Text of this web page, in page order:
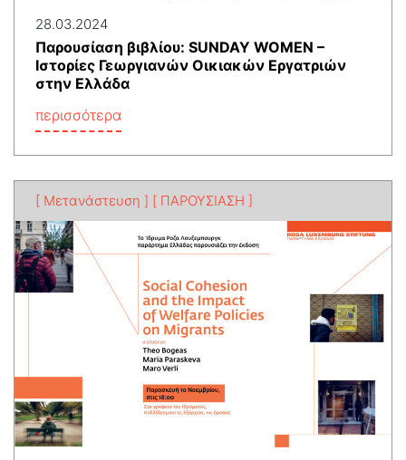
28.03.2024
Παρουσίαση βιβλίου: SUNDAY WOMEN –
Ιστορίες Γεωργιανών Οικιακών Εργατριών
στην Ελλάδα
περισσότερα
[ Μετανάστευση ] [ ΠΑΡΟΥΣΙΑΣΗ ]